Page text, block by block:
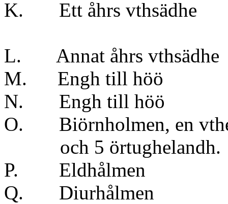
K. Ett åhrs
L. Annat åhrs
M. Engh till
N. Engh till
O. Biörnholmen, en
och 5 örtughelandh.
P.
Q.